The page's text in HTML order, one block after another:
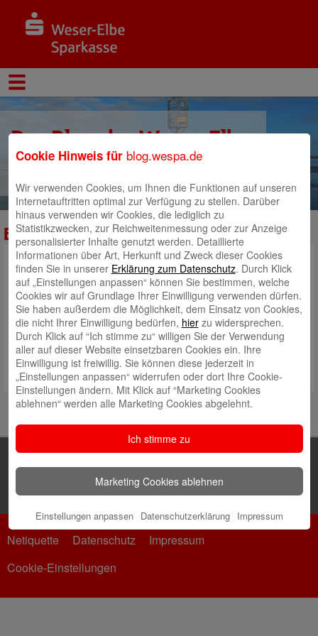
Der Blog der Weser-Elbe
Sparkasse
Existenzgruendung
Netiquette Datenschutz
Impressum
Cookie-Einstellungen
Cookie Hinweis für blog.wespa.de
Wir verwenden Cookies, um Ihnen die Funktionen auf unseren
Internetauftritten optimal zur Verfügung zu stellen. Darüber
hinaus verwenden wir Cookies, die lediglich zu
Statistikzwecken, zur Reichweitenmessung oder zur Anzeige
personalisierter Inhalte genutzt werden. Detaillierte
Informationen über Art, Herkunft und Zweck dieser Cookies
finden Sie in unserer Erklärung zum Datenschutz. Durch Klick
auf „Einstellungen anpassen“ können Sie bestimmen, welche
Cookies wir auf Grundlage Ihrer Einwilligung verwenden dürfen.
Sie haben außerdem die Möglichkeit, dem Einsatz von Cookies,
die nicht Ihrer Einwilligung bedürfen, hierzu widersprechen.
Durch Klick auf “Ich stimme zu“ willigen Sie der Verwendung
aller auf dieser Website einsetzbaren Cookies ein. Ihre
Einwilligung ist freiwillig. Sie können diese jederzeit in
„Einstellungen anpassen“ widerrufen oder dort Ihre Cookie-
Einstellungen ändern. Mit Klick auf “Marketing Cookies
ablehnen“ werden alle Marketing Cookies abgelehnt.
Ich stimme zu
Marketing Cookies ablehnen
Einstellungen anpassen Datenschutzerklärung Impressum